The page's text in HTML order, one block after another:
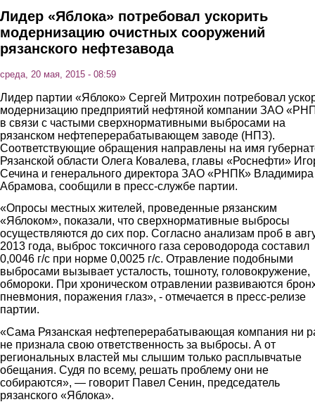
Лидер «Яблока» потребовал ускорить
модернизацию очистных сооружений
рязанского нефтезавода
среда, 20 мая, 2015 - 08:59
Лидер партии «Яблоко» Сергей Митрохин потребовал
модернизацию предприятий нефтяной компании ЗАО
в связи с частыми сверхнормативными выбросами на
рязанском нефтеперерабатывающем заводе (НПЗ).
Соответствующие обращения направлены на имя
Рязанской области Олега Ковалева, главы «Роснефти»
Сечина и генерального директора ЗАО «РНПК» Владимира
Абрамова, сообщили в пресс-службе партии.
«Опросы местных жителей, проведенные рязанским
«Яблоком», показали, что сверхнормативные выбросы
осуществляются до сих пор. Согласно анализам проб в
2013 года, выброс токсичного газа сероводорода составил
0,0046 г/с при норме 0,0025 г/с. Отравление подобными
выбросами вызывает усталость, тошноту, головокружение,
обмороки. При хроническом отравлении развиваются
пневмония, поражения глаз», - отмечается в пресс-релизе
партии.
«Сама Рязанская нефтеперерабатывающая компания ни
не признала свою ответственность за выбросы. А от
региональных властей мы слышим только расплывчатые
обещания. Судя по всему, решать проблему они не
собираются», — говорит Павел Сенин, председатель
рязанского «Яблока».